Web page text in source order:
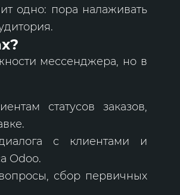
одно: пора налаживать
мессенджера, но в
статусов заказов,
с клиентами и
Odoo.
сбор первичных